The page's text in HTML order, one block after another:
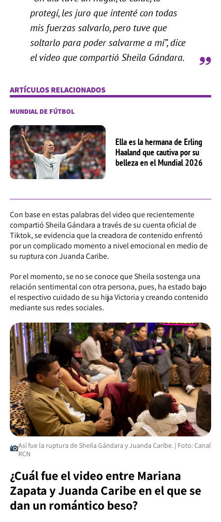
protegí, les juro que intenté con todas
mis fuerzas salvarlo, pero tuve que
soltarlo para poder salvarme a mí”, dice
el video que compartió Sheila Gándara.
ARTÍCULOS RELACIONADOS
MUNDIAL DE FÚTBOL
Ella es la hermana de Erling
Haaland que cautiva por su
belleza en el Mundial 2026
Con base en estas palabras del video que recientemente
compartió Sheila Gándara a través de su cuenta oficial de
Tiktok, se evidencia que la creadora de contenido enfrentó
por un complicado momento a nivel emocional en medio de
su ruptura con Juanda Caribe.
Por el momento, se no se conoce que Sheila sostenga una
relación sentimental con otra persona, pues, ha estado bajo
el respectivo cuidado de su hija Victoria y creando contenido
mediante sus redes sociales.
Así fue la ruptura de Sheila Gándara y Juanda Caribe. | Foto: Canal
RCN
¿Cuál fue el video entre Mariana
Zapata y Juanda Caribe en el que se
dan un romántico beso?